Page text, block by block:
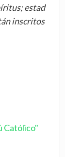
estad
inscritos
Católico"